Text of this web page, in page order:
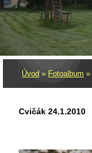
Úvod » Fotoalbum »
Cvičák 24.1.2010